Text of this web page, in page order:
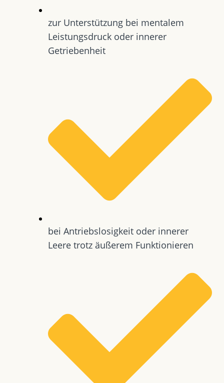
zur Unterstützung bei mentalem
Leistungsdruck oder innerer
Getriebenheit
bei Antriebslosigkeit oder innerer
Leere trotz äußerem Funktionieren